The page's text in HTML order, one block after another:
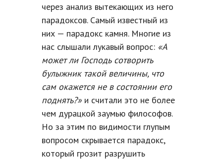
через анализ вытекающих из него
парадоксов. Самый известный из
них — парадокс камня. Многие из
нас слышали лукавый вопрос: «А
может ли Господь сотворить
булыжник такой величины, что
сам окажется не в состоянии его
поднять?» и считали это не более
чем дурацкой заумью философов.
Но за этим по видимости глупым
вопросом скрывается парадокс,
который грозит разрушить